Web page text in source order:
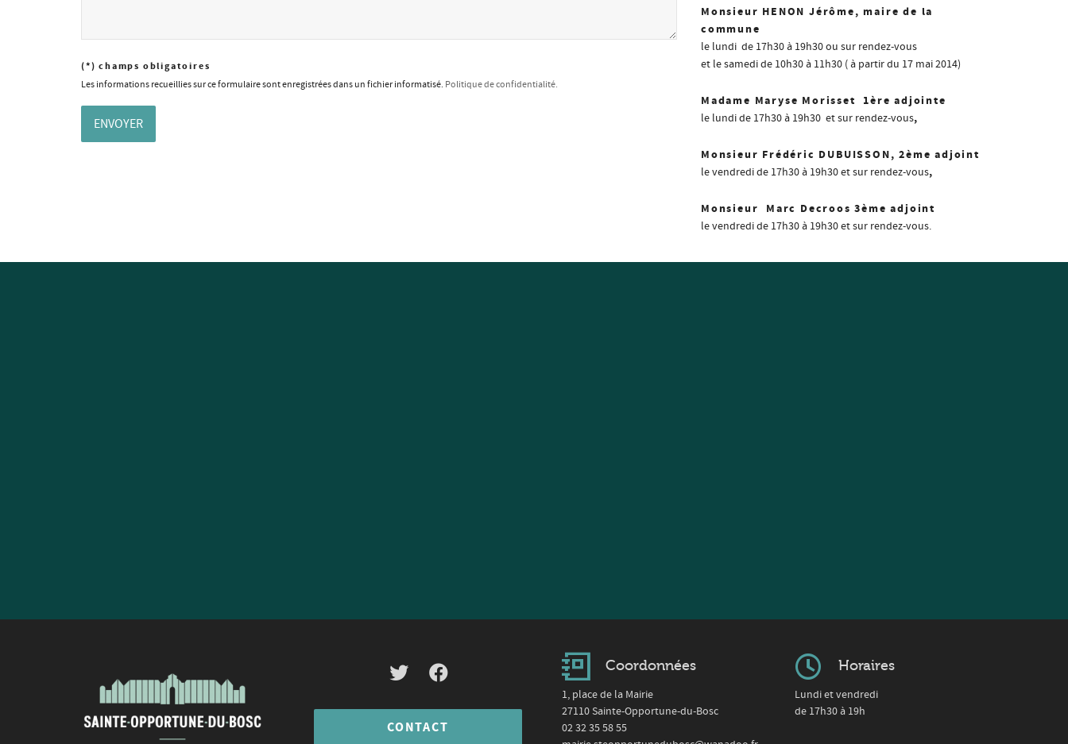
(*) champs obligatoires
Les informations recueillies sur ce formulaire sont enregistrées dans un fichier informatisé. Politique de confidentialité.
Monsieur HENON Jérôme, maire de la
commune
le lundi de 17h30 à 19h30 ou sur rendez-vous
et le samedi de 10h30 à 11h30 ( à partir du 17 mai 2014)
Madame Maryse Morisset 1ère adjointe
le lundi de 17h30 à 19h30 et sur rendez-vous,
Monsieur Frédéric DUBUISSON, 2ème adjoint
le vendredi de 17h30 à 19h30 et sur rendez-vous,
Monsieur Marc Decroos 3ème adjoint
le vendredi de 17h30 à 19h30 et sur rendez-vous.
CONTACT
Coordonnées
1, place de la Mairie
27110 Sainte-Opportune-du-Bosc
02 32 35 58 55
Horaires
Lundi et vendredi
de 17h30 à 19h